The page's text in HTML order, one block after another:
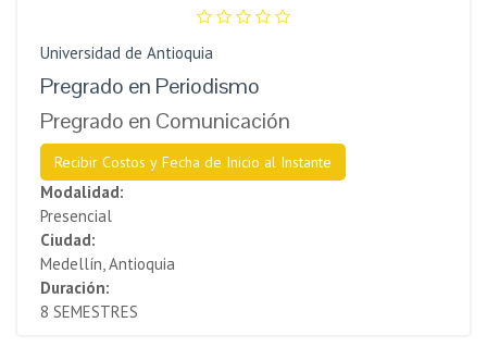
Universidad de Antioquia
Pregrado en Periodismo
Pregrado en Comunicación
Recibir Costos y Fecha de Inicio al Instante
Modalidad:
Presencial
Ciudad:
Medellín, Antioquia
Duración:
8 SEMESTRES